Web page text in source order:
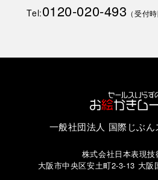
Tel:0120-020-493 （受付
一般社団法人 国際じぶ
株式会社日本表現技
大阪市中央区安土町2-3-13 大阪